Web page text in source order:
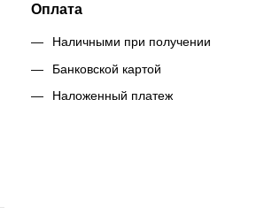
Оплата
Наличными при получении
Банковской картой
Наложенный платеж